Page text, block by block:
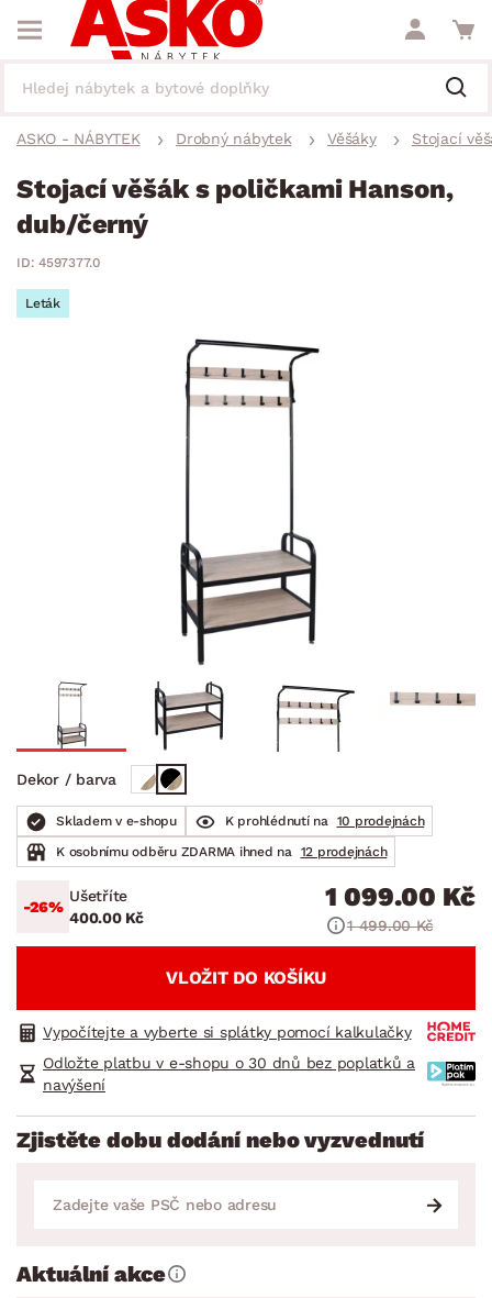
ASKO - NÁBYTEK Drobný nábytek Věšáky Stojací
Stojací věšák s poličkami Hanson,
dub/černý
ID: 4597377.0
Leták
Dekor / barva
Skladem v e-shopu K prohlédnutí na
10 prodejnách
K osobnímu odběru ZDARMA ihned na
12 prodejnách
-26%
Ušetříte
400.00 Kč
1 099.00 Kč
1 499.00 Kč
VLOŽIT DO KOŠÍKU
Vypočítejte a vyberte si splátky pomocí kalkulačky
Odložte platbu v e-shopu o 30 dnů bez poplatků a
navýšení
Zjistěte dobu dodání nebo vyzvednutí
Aktuální akce